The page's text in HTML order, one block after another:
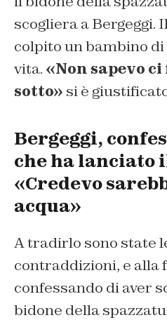
scogliera a Bergeggi.
colpito un bambino di
vita. «Non sapevo
sotto» si è
Bergeggi,
che ha lanciato
«Credevo
acqua»
A tradirlo sono state
contraddizioni, e alla
confessando di aver
bidone della